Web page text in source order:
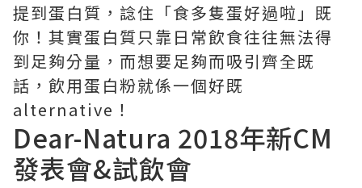
提到蛋白質，諗住「食多隻蛋好過啦」既
你！其實蛋白質只靠日常飲食往往無法得
到足夠分量，而想要足夠而吸引齊全既
話，飲用蛋白粉就係一個好既
alternative！
Dear-Natura 2018年新CM
發表會&試飲會